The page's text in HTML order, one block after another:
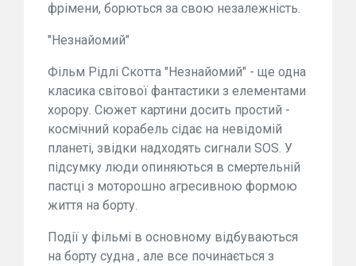
фрімени, борються за свою незалежність.
"Незнайомий"
Фільм Рідлі Скотта "Незнайомий" - ще одна
класика світової фантастики з елементами
хорору. Сюжет картини досить простий -
космічний корабель сідає на невідомій
планеті, звідки надходять сигнали SOS. У
підсумку люди опиняються в смертельній
пастці з моторошно агресивною формою
життя на борту.
Події у фільмі в основному відбуваються
на борту судна , але все починається з